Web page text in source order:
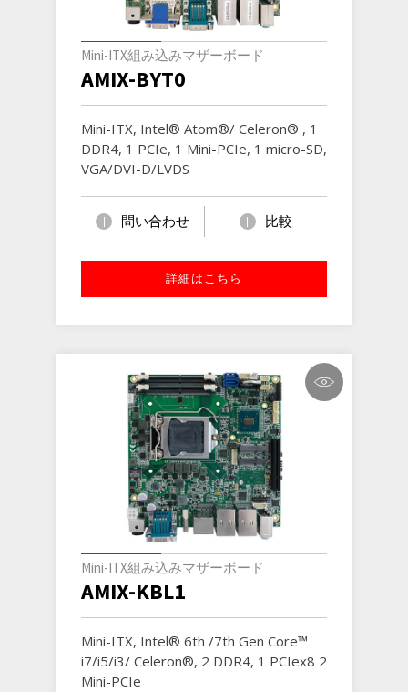
Mini-ITX組み込みマザーボード
AMIX-BYT0
Mini-ITX, Intel® Atom®/ Celeron® , 1
DDR4, 1 PCIe, 1 Mini-PCIe, 1 micro-SD,
VGA/DVI-D/LVDS
問い合わせ 比較
詳細はこちら
Mini-ITX組み込みマザーボード
AMIX-KBL1
Mini-ITX, Intel® 6th /7th Gen Core™
i7/i5/i3/ Celeron®, 2 DDR4, 1 PCIex8 2
Mini-PCIe